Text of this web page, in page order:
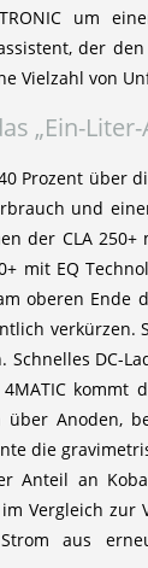
um
der
Vielzahl von
„Ein-
Prozent über
und
der CLA
mit EQ
oberen
verkürzen.
DC-
Anoden,
die
Anteil an
Vergleich zur
aus